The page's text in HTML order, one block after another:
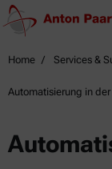
Home Services &
Automatisierung in